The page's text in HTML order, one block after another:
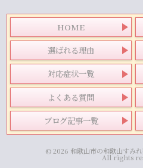
HOME
選ばれる理由
対応症状一覧
よくある質問
ブログ記事一覧
© 2026 和歌山市の和歌山すみ
All rights